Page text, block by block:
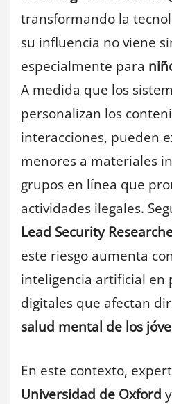
transformando la
su influencia no viene
especialmente para
A medida que los
personalizan los
interacciones, pueden
menores a materiales
grupos en línea que
actividades ilegales.
Lead Security
este riesgo aumenta
inteligencia artificial en
digitales que afectan
salud mental de los
En este contexto,
Universidad de Oxford